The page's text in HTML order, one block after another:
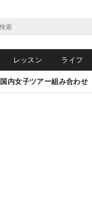
レッスン ライフ
国内女子ツアー組み合わせ